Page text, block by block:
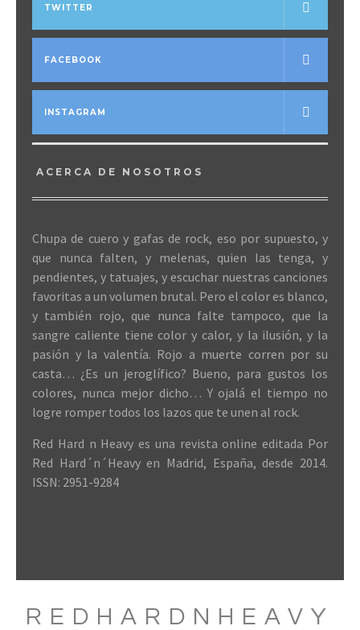
TWITTER
FACEBOOK
INSTAGRAM
ACERCA DE NOSOTROS
Chupa de cuero y gafas de rock, eso por supuesto, y
que nunca falten, y melenas, quien las tenga, y
pendientes, y tatuajes, y escuchar nuestras canciones
favoritas a un volumen brutal. Pero el color es blanco,
y también rojo, que nunca falte tampoco, que la
sangre caliente tiene color y calor, y la ilusión, y la
pasión y la valentía. Rojo a muerte corren por su
casta… ¿Es un jeroglífico? Bueno, para gustos los
colores, nunca mejor dicho… Y ojalá el tiempo no
logre romper todos los lazos que te unen al rock.
Red Hard n Heavy es una revista online editada Por
Red Hard´n´Heavy en Madrid, España, desde 2014.
ISSN: 2951-9284
REDHARDNHEAVY